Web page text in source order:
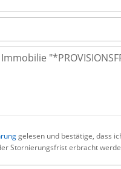
gelesen und bestätige, dass
Stornierungsfrist erbracht